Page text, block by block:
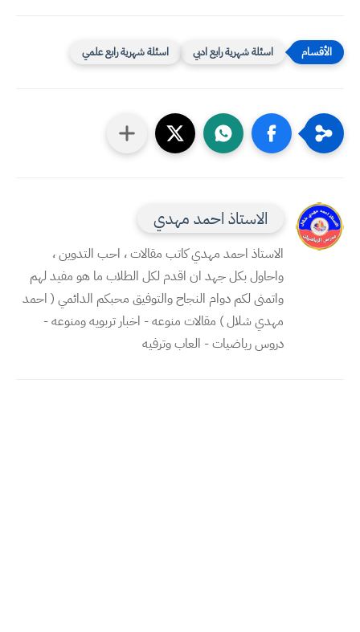
اسئلة شهرية رابع ادبي اسئلة شهرية رابع علمي
الاستاذ احمد مهدي
الاستاذ احمد مهدي كاتب مقالات ، احب التدوين ،
واحاول بكل جهد ان اقدم لكل الطلاب ما هو مفيد لهم
واتمنى لكم دوام النجاح والتوفيق محبكم الدائمي ( احمد
مهدي شلال ) مقالات منوعه - اخبار تربويه ومنوعه -
دروس رياضيات - العاب وترفيه